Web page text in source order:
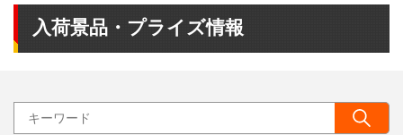
入荷景品・プライズ情報